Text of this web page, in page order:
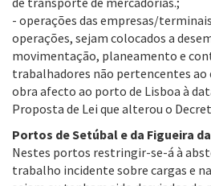
- operações das empresas/
operações, sejam colocados a
movimentação, planeamento e
trabalhadores não pertencentes
obra afecto ao porto de Lisboa à
Proposta de Lei que alterou o
Portos de Setúbal e da Figueira
Nestes portos restringir-se-á à
trabalho incidente sobre cargas e